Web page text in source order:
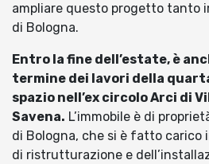
ampliare questo progetto tanto
di Bologna.
Entro la fine dell’estate, è
termine dei lavori della
spazio nell’ex circolo Arci di
Savena. L’immobile è di
di Bologna, che si è fatto carico
di ristrutturazione e